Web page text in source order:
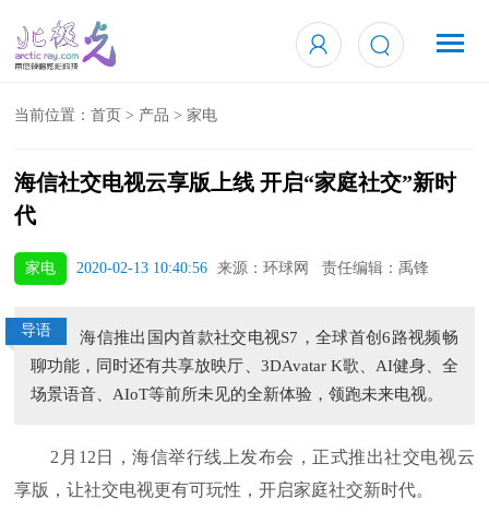
当前位置：首页 > 产品 >家电
海信社交电视云享版上线 开启“家庭社交”新时
代
家电 2020-02-13 10:40:56 来源：环球网 责任编辑：禹锋
导语
海信推出国内首款社交电视S7，全球首创6路视频畅
聊功能，同时还有共享放映厅、3DAvatar K歌、AI健身、全
场景语音、AIoT等前所未见的全新体验，领跑未来电视。
2月12日，海信举行线上发布会，正式推出社交电视云
享版，让社交电视更有可玩性，开启家庭社交新时代。